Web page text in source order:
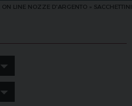
ON LINE NOZZE D'ARGENTO » SACCHETTINI